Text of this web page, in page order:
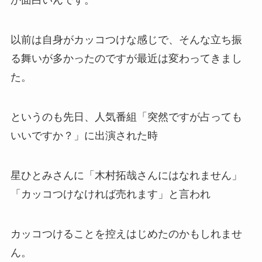
以前は自身がカッコつけな感じで、そんな立ち振
る舞いが多かったのですが最近は変わってきまし
た。
というのも先日、人気番組「 突然ですが占っても
いいですか？ 」に出演された時
星ひとみさんに 「木村拓哉さんにはなれません」
「カッコつけなければ売れます」と言われ
カッコつけることを控えはじめたのかもしれませ
ん。